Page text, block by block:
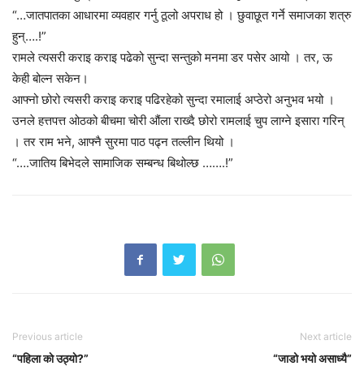
“…जातपातका आधारमा व्यवहार गर्नु ठूलो अपराध हो । छुवाछूत गर्ने समाजका शत्रु
हुन्….!”
रामले त्यसरी कराइ कराइ पढेको सुन्दा सन्तुको मनमा डर पसेर आयो । तर, ऊ
केही बोल्न सकेन।
आफ्नो छोरो त्यसरी कराइ कराइ पढिरहेको सुन्दा रमालाई अप्ठेरो अनुभव भयो ।
उनले हत्तपत्त ओठको बीचमा चोरी औंला राख्दै छोरो रामलाई चुप लाग्ने इसारा गरिन्
। तर राम भने, आफ्नै सुरमा पाठ पढ्न तल्लीन थियो ।
“….जातिय बिभेदले सामाजिक सम्बन्ध बिथोल्छ …….!”
Previous article
“पहिला काे उठ्याे?”
Next article
“जाडो भयो असाध्यै”